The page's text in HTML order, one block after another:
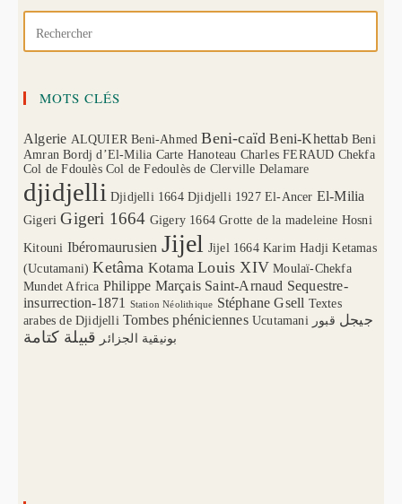
MOTS CLÉS
Algerie ALQUIER Beni-Ahmed Beni-caïd Beni-Khettab Beni
Amran Bordj d’El-Milia Carte Hanoteau Charles FERAUD Chekfa
Col de Fdoulès Col de Fedoulès de Clerville Delamare
djidjelli Djidjelli 1664 Djidjelli 1927 El-Ancer El-Milia
Gigeri Gigeri 1664 Gigery 1664 Grotte de la madeleine Hosni
Kitouni Ibéromaurusien Jijel Jijel 1664 Karim Hadji Ketamas
(Ucutamani) Ketâma Kotama Louis XIV Moulaï-Chekfa
Mundet Africa Philippe Marçais Saint-Arnaud Sequestre-
insurrection-1871
Station Néolithique Stéphane Gsell Textes
arabes de Djidjelli Tombes phéniciennes Ucutamani جيجل قبور
بونيقية الجزائر قبيلة كتامة